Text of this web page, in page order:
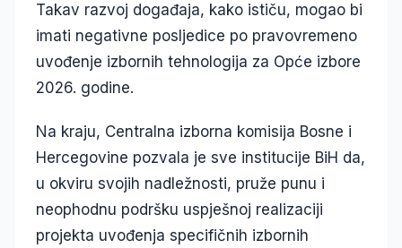
Takav razvoj događaja, kako ističu, mogao bi
imati negativne posljedice po pravovremeno
uvođenje izbornih tehnologija za Opće izbore
2026. godine.
Na kraju, Centralna izborna komisija Bosne i
Hercegovine pozvala je sve institucije BiH da,
u okviru svojih nadležnosti, pruže punu i
neophodnu podršku uspješnoj realizaciji
projekta uvođenja specifičnih izbornih